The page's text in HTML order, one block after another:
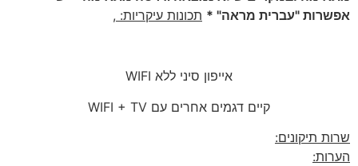
אפשרות "עברית מראה" * תכונות עיקריות: ,
אייפון סיני ללא WIFI
קיים דגמים אחרים עם WIFI + TV
שרות תיקונים:
הערות: